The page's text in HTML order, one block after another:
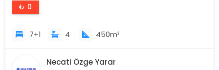
₺ 0
7+1 4 450m²
Necati Özge Yarar